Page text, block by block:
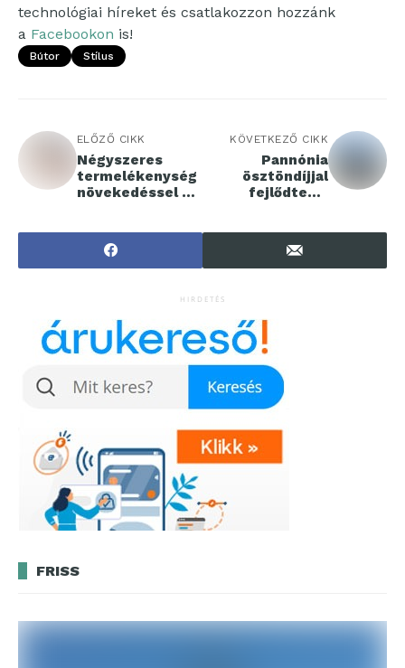
technológiai híreket és csatlakozzon hozzánk
a Facebookon is!
Bútor Stílus
ELŐZŐ CIKK
Négyszeres
termelékenység
növekedéssel és
jár együtt az AI
térnyerése
KÖVETKEZŐ CIKK
Pannónia
ösztöndíjjal
fejlődtek a
hallgatói
Hollandiában
HIRDETÉS
FRISS